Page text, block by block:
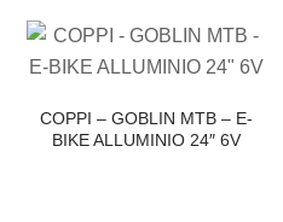
COPPI – GOBLIN MTB – E-
BIKE ALLUMINIO 24″ 6V